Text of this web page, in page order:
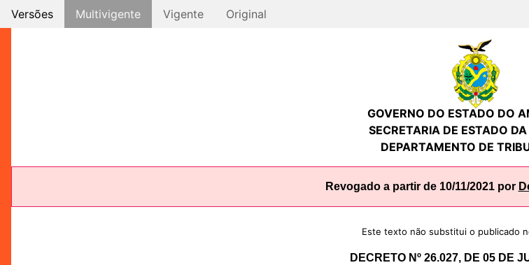
Versões Multivigente Vigente Original
GOVERNO DO ESTADO DO
SECRETARIA DE ESTADO
DEPARTAMENTO DE
Revogado a partir de 10/11/2021 por
Este texto não substitui o publicado
DECRETO Nº 26.027, DE 05 DE